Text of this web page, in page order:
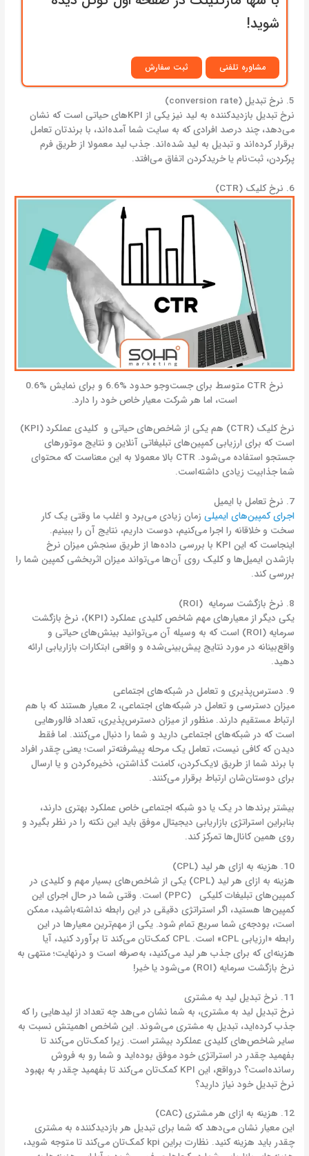
شوید!
مشاوره تلفنی ثبت سفارش
5. نرخ تبدیل (conversion rate)
نرخ تبدیل بازدیدکننده به لید نیز یکی از KPIهای حیاتی است که نشان
می‌دهد، چند درصد افرادی که به سایت شما آمده‌اند، با برندتان تعامل
برقرار کرده‌اند و تبدیل به لید شده‌اند. جذب لید معمولا از طریق فرم
پرکردن، ثبت‌نام یا خریدکردن اتفاق می‌افتد.
6. نرخ کلیک (CTR)
نرخ CTR متوسط برای جست‌وجو حدود %6.6 و برای نمایش %0.6
است، اما هر شرکت معیار خاص خود را دارد.
نرخ کلیک (CTR) هم یکی از شاخص‌های حیاتی و کلیدی عملکرد (KPI)
است که برای ارزیابی کمپین‌های تبلیغاتی آنلاین و نتایج موتورهای
جستجو استفاده می‌شود. CTR بالا معمولا به این معناست که محتوای
شما جذابیت زیادی داشته‌است.
7. نرخ تعامل با ایمیل
اجرای کمپین‌های ایمیلی زمان زیادی می‌برد و اغلب ما وقتی یک کار
سخت و خلاقانه را اجرا می‌کنیم، دوست داریم، نتایج آن را ببینیم.
اینجاست که این KPI با بررسی داده‌ها از طریق سنجش میزان نرخ
بازشدن ایمیل‌ها و کلیک روی آن‌ها می‌تواند میزان اثربخشی کمپین شما را
بررسی کند.
8. نرخ بازگشت سرمایه (ROI)
یکی دیگر از معیارهای مهم شاخص کلیدی عملکرد (KPI)، نرخ بازگشت
سرمایه (ROI) است که به وسیله آن می‌توانید بینش‌های حیاتی و
واقع‌بینانه در مورد نتایج پیش‌بینی‌شده و واقعی ابتکارات بازاریابی ارائه
دهید.
9. دسترس‌پذیری و تعامل در شبکه‌های اجتماعی
میزان دسترسی و تعامل در شبکه‌های اجتماعی، 2 معیار هستند که با هم
ارتباط مستقیم دارند. منظور از میزان دسترس‌پذیری، تعداد فالورهایی
است که در شبکه‌های اجتماعی دارید و شما را دنبال می‌کنند. اما فقط
دیدن که کافی نیست، تعامل یک مرحله پیشرفته‌تر است؛ یعنی چقدر افراد
با برند شما از طریق لایک‌کردن، کامنت گذاشتن، ذخیره‌کردن و یا ارسال
برای دوستان‌شان ارتباط برقرار می‌کنند.
بیشتر برندها در یک یا دو شبکه اجتماعی خاص عملکرد بهتری دارند،
بنابراین استراتژی بازاریابی دیجیتال موفق باید این نکته را در نظر بگیرد و
روی همین کانال‌ها تمرکز کند.
10. هزینه به ازای هر لید (CPL)
هزینه به ازای هر لید (CPL) یکی از شاخص‌های بسیار مهم و کلیدی در
کمپین‌های تبلیغات کلیکی (PPC) است. وقتی شما در حال اجرای این
کمپین‌ها هستید، اگر استراتژی دقیقی در این رابطه نداشته‌باشید، ممکن
است، بودجه‌ی شما سریع تمام شود. یکی از مهم‌ترین معیارها در این
رابطه «ارزیابی CPL» است. CPL کمک‌تان می‌‎کند تا برآورد کنید، آیا
هزینه‌ای که برای جذب هر لید می‌کنید، به‌صرفه است و درنهایت؛ منتهی به
نرخ بازگشت سرمایه (ROI) می‌شود یا خیر!
11. نرخ تبدیل لید به مشتری
نرخ تبدیل لید به مشتری، به شما نشان می‌هد چه تعداد از لیدهایی را که
جذب کرده‌اید، تبدیل به مشتری می‌شوند. این شاخص اهمیتش نسبت به
سایر شاخص‌های کلیدی عملکرد بیشتر است. زیرا کمک‌تان می‌کند تا
بفهمید چقدر در استراتژی خود موفق بوده‌اید و شما رو به فروش
رسانده‌است؟ درواقع، این KPI کمک‌تان می‌کند تا بفهمید چقدر به بهبود
نرخ تبدیل خود نیاز دارید؟
12. هزینه به ازای هر مشتری (CAC)
این معیار نشان می‌دهد که شما برای تبدیل هر بازدیدکننده به مشتری
چقدر باید هزینه کنید. نظارت براین kpi کمک‌تان می‌کند تا متوجه شوید،